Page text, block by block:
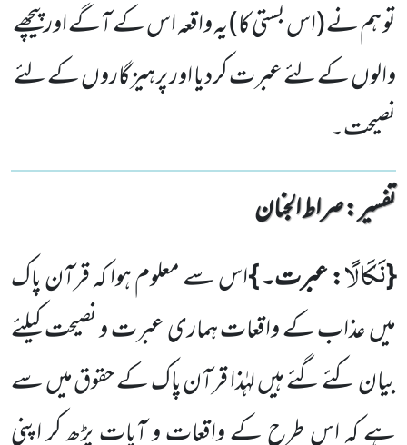
تو ہم نے (اس بستی کا) یہ واقعہ اس کے آگے اور پیچھے
والوں کے لئے عبرت کردیا اور پرہیزگاروں کے لئے
نصیحت۔
تفسیر : ‎صراط الجنان
{نَكَالًا: عبرت۔ }اس سے معلوم ہوا کہ قرآن پاک
میں عذاب کے واقعات ہماری عبرت و نصیحت کیلئے
بیان کئے گئے ہیں لہٰذا قرآن پاک کے حقوق میں سے
ہے کہ اس طرح کے واقعات و آیات پڑھ کر اپنی